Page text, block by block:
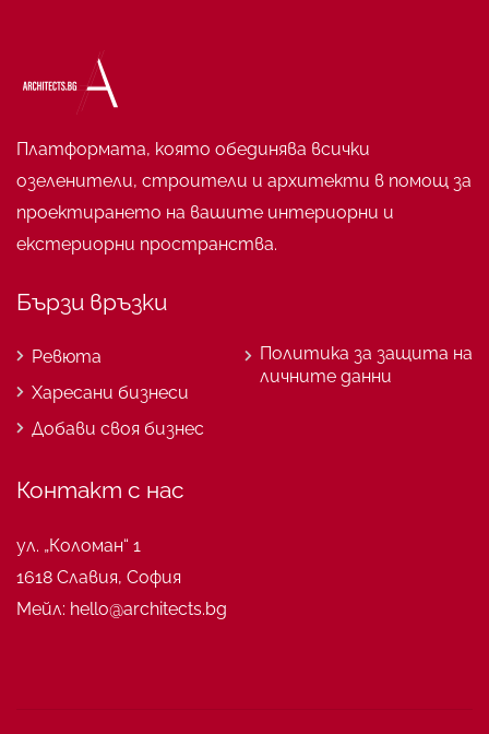
Платформата, която обединява всички
озеленители, строители и архитекти в помощ за
проектирането на вашите интериорни и
екстериорни пространства.
Бързи връзки
Ревюта
Харесани бизнеси
Добави своя бизнес
Политика за защита на
личните данни
Контакт с нас
ул. „Коломан“ 1
1618 Славия, София
Мейл: hello@architects.bg